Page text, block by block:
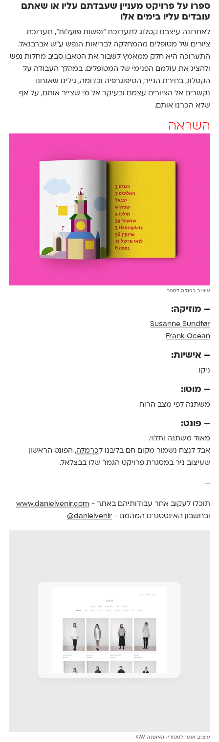
ספרו על פרויקט מעניין שעבדתם עליו או שאתם
עובדים עליו בימים אלו
לאחרונה עיצבנו קטלוג לתערוכת ״נפשות פועלות״, תערוכת
ציורים של מטופלים מהמחלקה לבריאות הנפש ע״ש אברבנאל.
התערוכה היא חלק ממאמץ לשבור את הטאבו סביב מחלות נפש
ולהציג את עולמם הפנימי של המטופלים. במהלך העבודה על
הקטלוג, בחירת הנייר, הטיפוגרפיה וכדומה, גילינו שאנחנו
נקשרים אל הציורים עצמם ובעיקר אל מי שצייר אותם, על אף
שלא הכרנו אותם.
השראה
עיצוב כפולה לספר
– מוזיקה:
Susanne Sundfør
Frank Ocean
– אישיות:
ניקו
– מוטו:
משתנה לפי מצב הרוח
– פונט:
מאוד משתנה ותלוי.
אבל לנצח נשמור מקום חם בליבנו לכרמלה, הפונט הראשון
שעיצוב ניר במסגרת פרויקט הגמר שלו בבצלאל.
—
תוכלו לעקוב אחר עבודותיהם באתר - www.danielvenir.com
ובחשבון האינסטגרם המהמם - danielvenir@
עיצוב אתר לסטודיו האופנה KAV